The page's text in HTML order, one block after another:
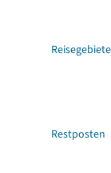
Reisegebiete
Restposten